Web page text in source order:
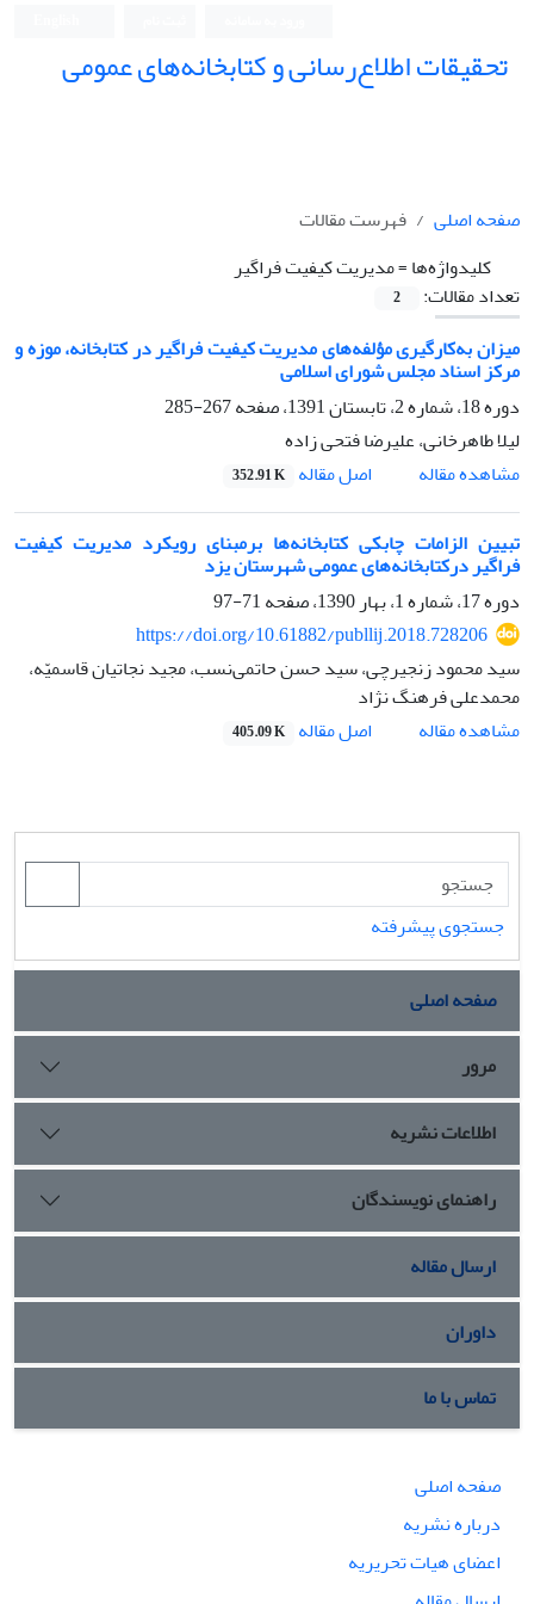
تحقیقات اطلاع‌رسانی و کتابخانه‌های عمومی
صفحه اصلی
فهرست مقالات
کلیدواژه‌ها =مدیریت کیفیت فراگیر
تعداد مقالات:
2
میزان به‌کارگیری مؤلفه‌های مدیریت کیفیت فراگیر در کتابخانه، موزه و
مرکز اسناد مجلس شورای اسلامی
دوره 18، شماره 2، تابستان 1391، صفحه
267-285
لیلا طاهرخانی، علیرضا فتحی زاده
مشاهده مقاله
اصل مقاله 352.91 K
تبیین الزامات چابکی کتابخانه‌ها برمبنای رویکرد مدیریت کیفیت
فراگیر درکتابخانه‌های عمومی شهرستان یزد
دوره 17، شماره 1، بهار 1390، صفحه
71-97
https://doi.org/10.61882/publlij.2018.728206
سید محمود زنجیرچی، سید حسن حاتمی‌نسب، مجید نجاتیان قاسمیّه،
محمدعلی فرهنگ نژاد
مشاهده مقاله
اصل مقاله 405.09 K
جستجوی پیشرفته
صفحه اصلی
مرور
اطلاعات نشریه
راهنمای نویسندگان
ارسال مقاله
داوران
تماس با ما
صفحه اصلی
درباره نشریه
اعضای هیات تحریریه